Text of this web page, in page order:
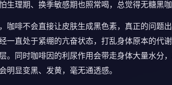
生理期、换季敏感期也照常喝，总觉得无糖黑咖
咖啡不会直接让皮肤生成黑色素，真正的问题
一直处于紧绷的亢奋状态，打乱身体原本的代
。同时咖啡因的利尿作用会带走身体大量水分
明显变黑、发黄，毫无通透感。